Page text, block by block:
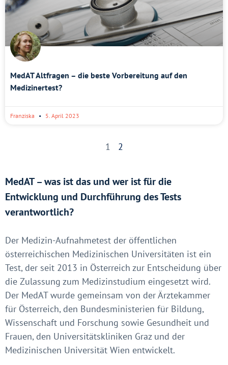
MedAT Altfragen – die beste Vorbereitung auf den
Medizinertest?
Franziska 5. April 2023
1 2
MedAT – was ist das und wer ist für die
Entwicklung und Durchführung des Tests
verantwortlich?
Der Medizin-Aufnahmetest der öffentlichen
österreichischen Medizinischen Universitäten ist ein
Test, der seit 2013 in Österreich zur Entscheidung über
die Zulassung zum Medizinstudium eingesetzt wird.
Der MedAT wurde gemeinsam von der Ärztekammer
für Österreich, den Bundesministerien für Bildung,
Wissenschaft und Forschung sowie Gesundheit und
Frauen, den Universitätskliniken Graz und der
Medizinischen Universität Wien entwickelt.